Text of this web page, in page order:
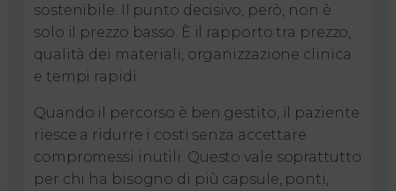
sostenibile. Il punto decisivo, però, non è
solo il prezzo basso. È il rapporto tra prezzo,
qualità dei materiali, organizzazione clinica
e tempi rapidi.
Quando il percorso è ben gestito, il paziente
riesce a ridurre i costi senza accettare
compromessi inutili. Questo vale soprattutto
per chi ha bisogno di più capsule, ponti,